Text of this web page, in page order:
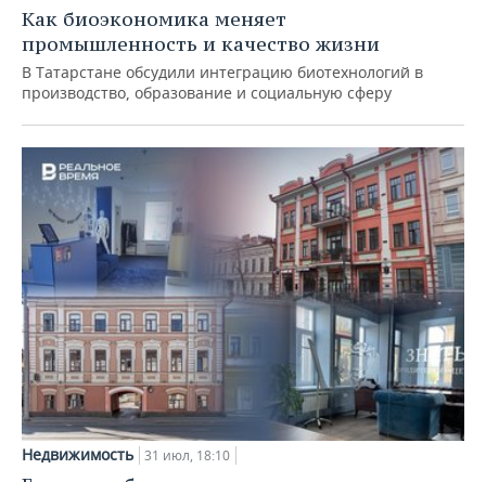
Как биоэкономика меняет
промышленность и качество жизни
В Татарстане обсудили интеграцию биотехнологий в
производство, образование и социальную сферу
Недвижимость 31 июл, 18:10